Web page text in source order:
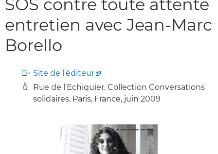
SOS contre toute attente
entretien avec Jean-Marc
Borello
Site de l’éditeur
Rue de l’Echiquier, Collection Conversations
solidaires, Paris, France, juin 2009